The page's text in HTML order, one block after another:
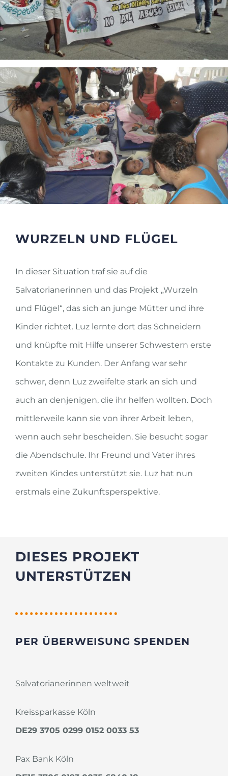
WURZELN UND FLÜGEL
In dieser Situation traf sie auf die
Salvatorianerinnen und das Projekt „Wurzeln
und Flügel“, das sich an junge Mütter und ihre
Kinder richtet. Luz lernte dort das Schneidern
und knüpfte mit Hilfe unserer Schwestern erste
Kontakte zu Kunden. Der Anfang war sehr
schwer, denn Luz zweifelte stark an sich und
auch an denjenigen, die ihr helfen wollten. Doch
mittlerweile kann sie von ihrer Arbeit leben,
wenn auch sehr bescheiden. Sie besucht sogar
die Abendschule. Ihr Freund und Vater ihres
zweiten Kindes unterstützt sie. Luz hat nun
erstmals eine Zukunftsperspektive.
DIESES PROJEKT
UNTERSTÜTZEN
PER ÜBERWEISUNG SPENDEN
Salvatorianerinnen weltweit
Kreissparkasse Köln
DE29 3705 0299 0152 0033 53
Pax Bank Köln